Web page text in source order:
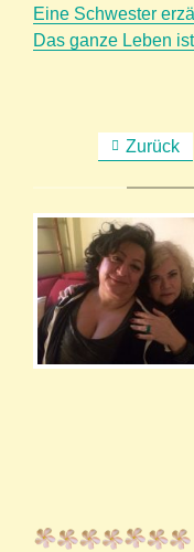
Eine Schwester
Das ganze Leben
Zurück